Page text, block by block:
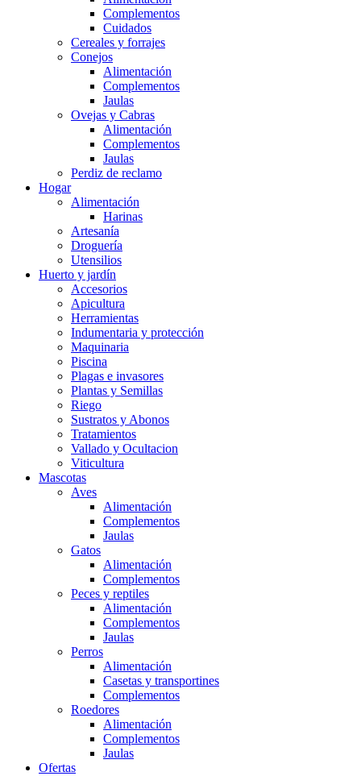
Complementos
Cuidados
Cereales y forrajes
Conejos
Alimentación
Complementos
Jaulas
Ovejas y Cabras
Alimentación
Complementos
Jaulas
Perdiz de reclamo
Hogar
Alimentación
Harinas
Artesanía
Droguería
Utensilios
Huerto y jardín
Accesorios
Apicultura
Herramientas
Indumentaria y protección
Maquinaria
Piscina
Plagas e invasores
Plantas y Semillas
Riego
Sustratos y Abonos
Tratamientos
Vallado y Ocultacion
Viticultura
Mascotas
Aves
Alimentación
Complementos
Jaulas
Gatos
Alimentación
Complementos
Peces y reptiles
Alimentación
Complementos
Jaulas
Perros
Alimentación
Casetas y transportines
Complementos
Roedores
Alimentación
Complementos
Jaulas
Ofertas